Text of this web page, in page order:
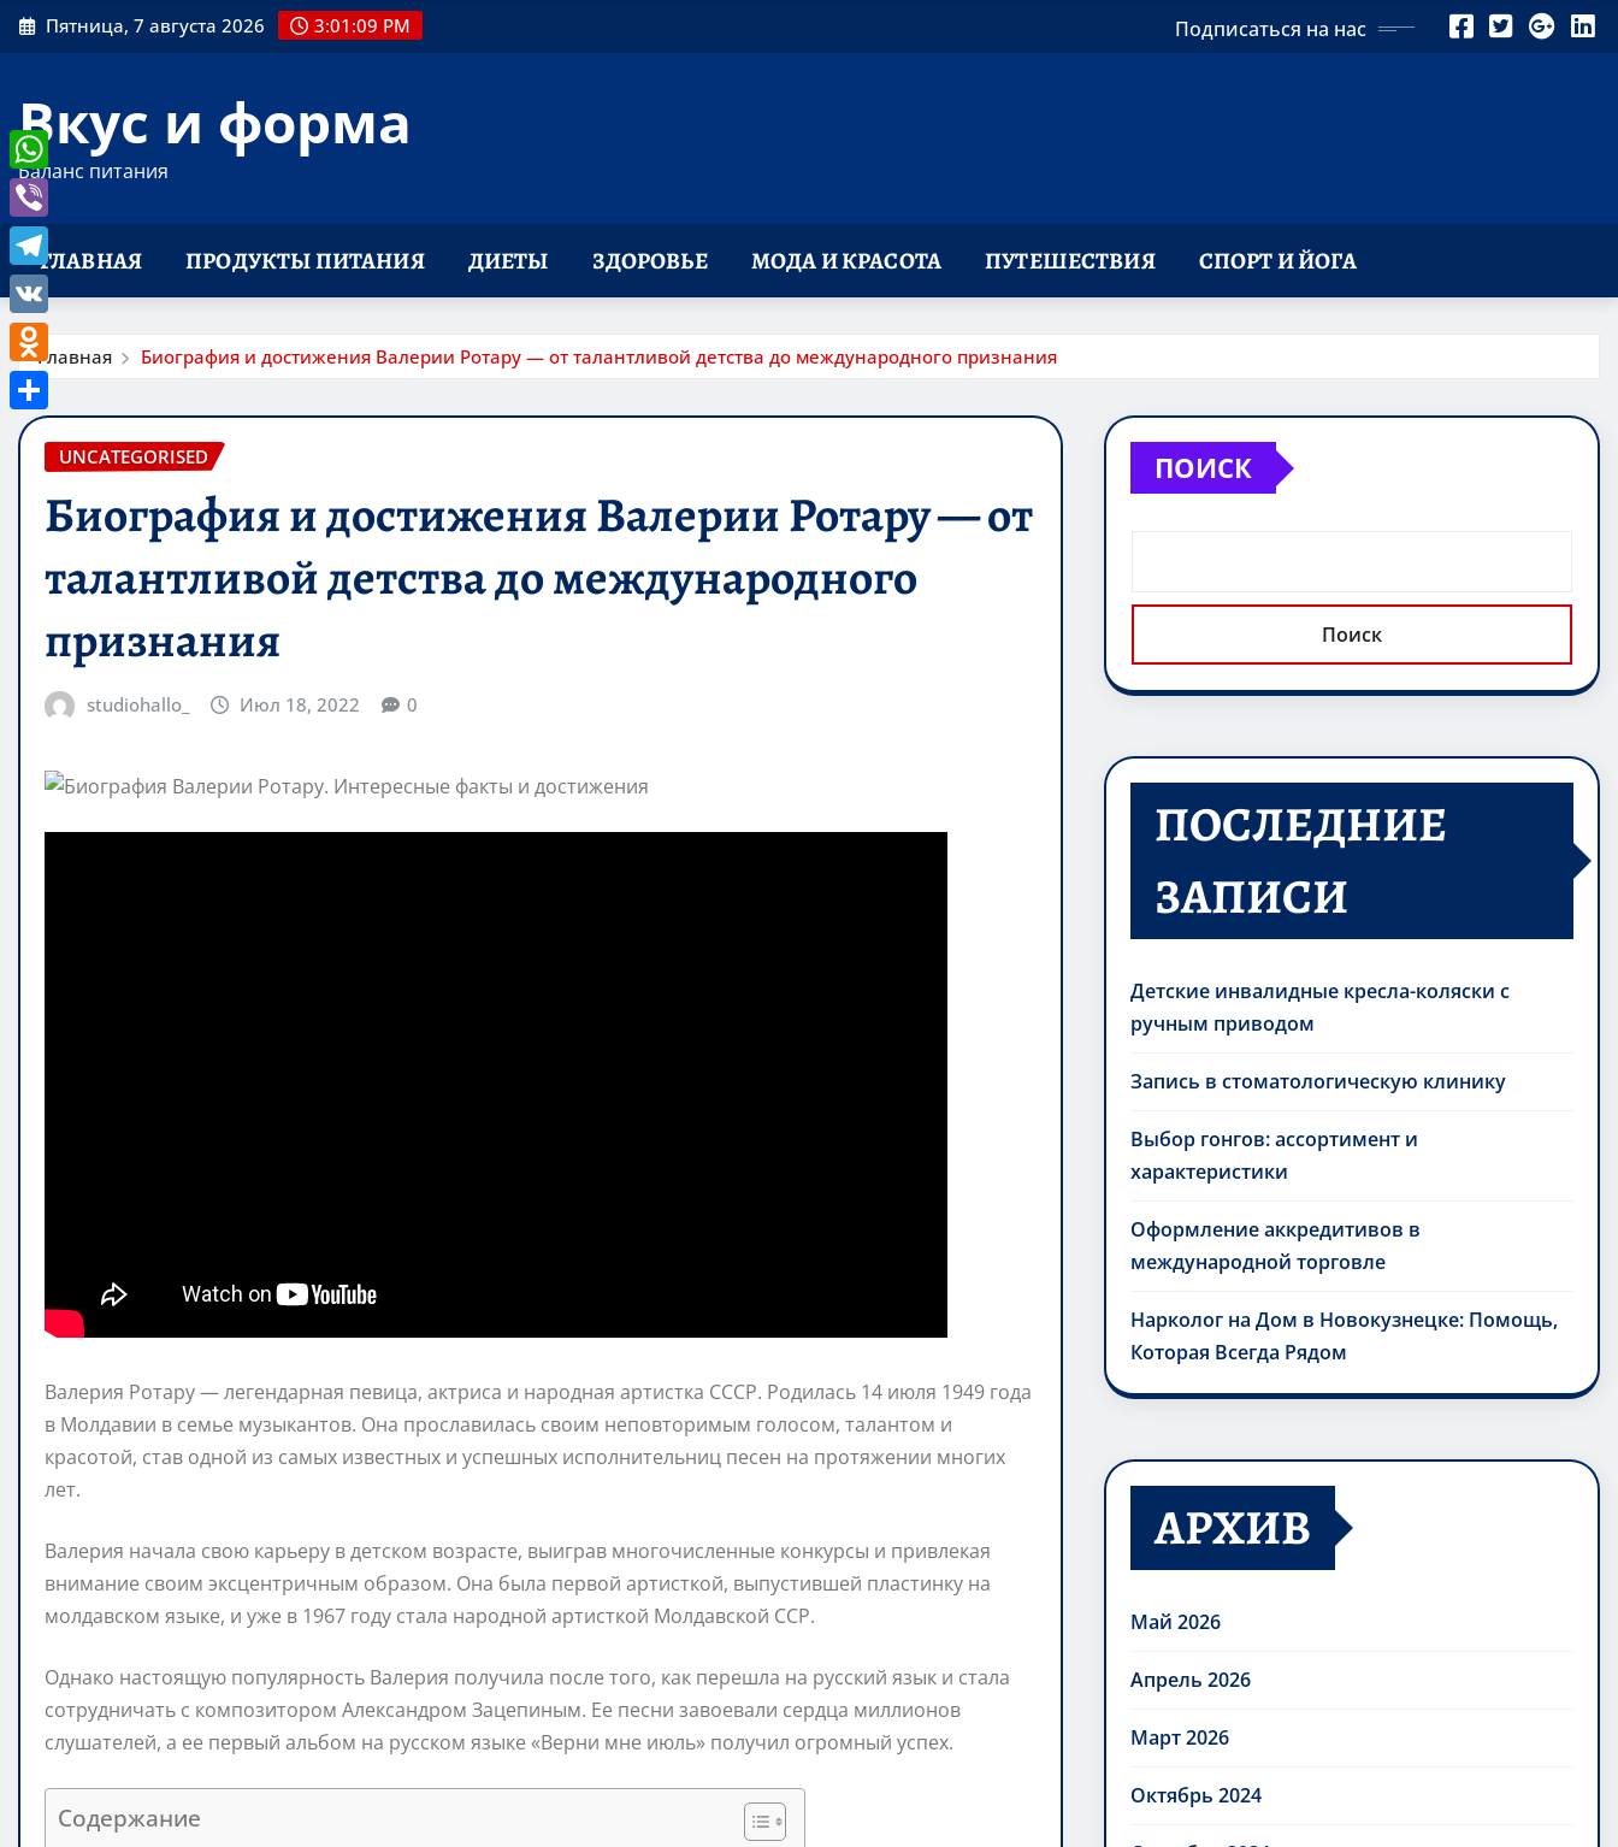
Перейти
к
Пятница, 7 августа 2026 3:01:10 PM Подписаться на нас
Вкус и форма
Баланс питания
ГЛАВНАЯ ПРОДУКТЫ ПИТАНИЯ ДИЕТЫ ЗДОРОВЬЕ МОДА И КРАСОТА ПУТЕШЕСТВИЯ СПОРТ И ЙОГА
Главная Биография и достижения Валерии Ротару — от талантливой детства до международного признания
UNCATEGORISED
Биография и достижения Валерии Ротару — от
талантливой детства до международного
признания
studiohallo_ Июл 18, 2022 0
Валерия Ротару — легендарная певица, актриса и народная артистка СССР. Родилась 14 июля 1949 года
в Молдавии в семье музыкантов. Она прославилась своим неповторимым голосом, талантом и
красотой, став одной из самых известных и успешных исполнительниц песен на протяжении многих
лет.
Валерия начала свою карьеру в детском возрасте, выиграв многочисленные конкурсы и привлекая
внимание своим эксцентричным образом. Она была первой артисткой, выпустившей пластинку на
молдавском языке, и уже в 1967 году стала народной артисткой Молдавской ССР.
Однако настоящую популярность Валерия получила после того, как перешла на русский язык и стала
сотрудничать с композитором Александром Зацепиным. Ее песни завоевали сердца миллионов
слушателей, а ее первый альбом на русском языке «Верни мне июль» получил огромный успех.
Содержание
ПОИСК
Поиск
ПОСЛЕДНИЕ
ЗАПИСИ
Детские инвалидные кресла-коляски с
ручным приводом
Запись в стоматологическую клинику
Выбор гонгов: ассортимент и
характеристики
Оформление аккредитивов в
международной торговле
Нарколог на Дом в Новокузнецке: Помощь,
Которая Всегда Рядом
АРХИВ
Май 2026
Апрель 2026
Март 2026
Октябрь 2024
WhatsApp
Viber
Telegram
VK
Odnoklassniki
Отправить